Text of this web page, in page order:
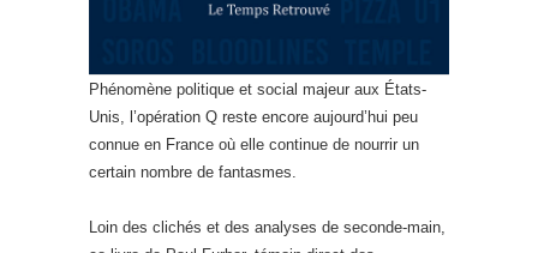
Phénomène politique et social majeur aux États-
Unis, l’opération Q reste encore aujourd’hui peu
connue en France où elle continue de nourrir un
certain nombre de fantasmes.
Loin des clichés et des analyses de seconde-main,